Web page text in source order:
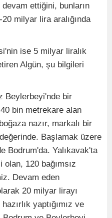
ettiğini, bunların
milyar lira aralığında
ise 5 milyar liralık
Algün, şu bilgileri
Beylerbeyi'nde bir
bin metrekare alan
nazır, markalı bir
Başlamak üzere
Bodrum'da. Yalıkavak'ta
olan, 120 bağımsız
Devam eden
20 milyar lirayı
yaptığımız ve